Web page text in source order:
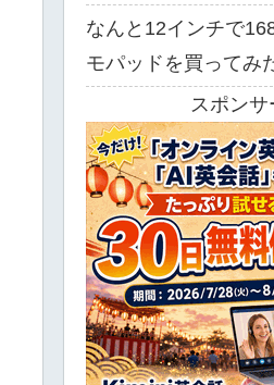
なんと12インチで
モパッドを買ってみ
スポンサ